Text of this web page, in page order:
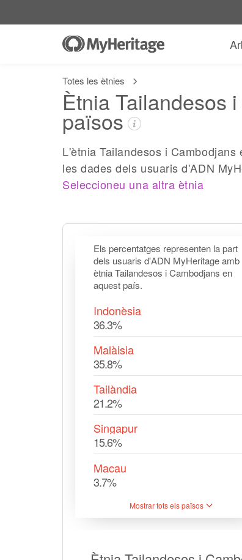
Totes les ètnies
Ètnia Tailandesos
països
L'ètnia Tailandesos i
les dades dels usuaris d'ADN
Seleccioneu una altra ètnia
Els percentatges representen la part
dels usuaris d'ADN MyHeritage amb
ètnia Tailandesos i Cambodjans en
aquest país.
Indonèsia
36.3%
Malàisia
35.8%
Tailàndia
21.2%
Singapur
15.6%
Macau
3.7%
Mostrar tots els països